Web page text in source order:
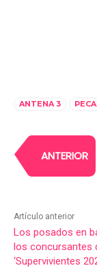
ANTENA 3
ANTERIOR
Artículo anterior
Los posados en
los concursantes
‘Supervivientes